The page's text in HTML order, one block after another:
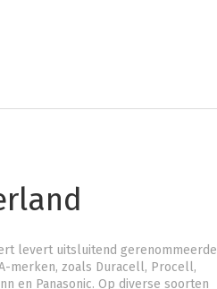
levert uitsluitend gerenommeerde
merken, zoals Duracell, Procell,
en Panasonic. Op diverse soorten